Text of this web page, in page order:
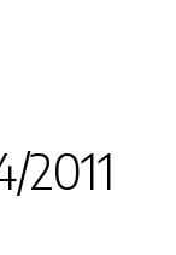
2011